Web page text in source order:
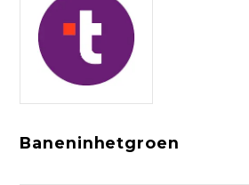
Baneninhetgroen